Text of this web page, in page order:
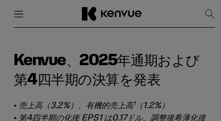
検
索
Kenvue、2025年通期および
第4四半期の決算を発表
• 売上高（3.2%）、有機的売上高1（1.2%）
• 第4四半期の化後 EPS1 は0.17ドル、調整後希薄化後